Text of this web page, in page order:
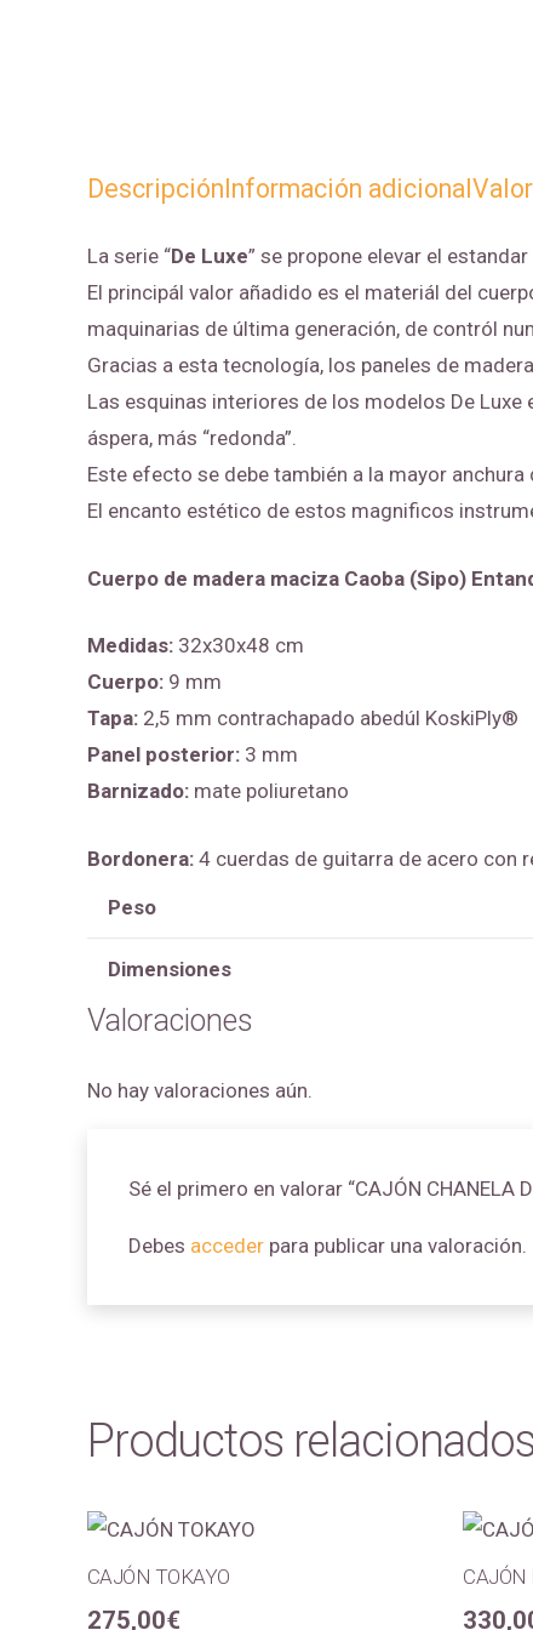
DescripciónInformación adicional
La serie “De Luxe” se propone elevar el
El principál valor añadido es el materiál del
maquinarias de última generación, de contról
Gracias a esta tecnología, los paneles de
Las esquinas interiores de los modelos De
áspera, más “redonda”.
Este efecto se debe también a la mayor
El encanto estético de estos magnificos
Cuerpo de madera maciza Caoba (Sipo)
Medidas: 32x30x48 cm
Cuerpo: 9 mm
Tapa: 2,5 mm contrachapado abedúl KoskiPly®
Panel posterior: 3 mm
Barnizado: mate poliuretano
Bordonera: 4 cuerdas de guitarra de acero con
Peso
Dimensiones
Valoraciones
No hay valoraciones aún.
Sé el primero en valorar “CAJÓN CHANELA
Debes acceder para publicar una valoración.
Productos
CAJÓN TOKAYO
275,00€
CAJÓN